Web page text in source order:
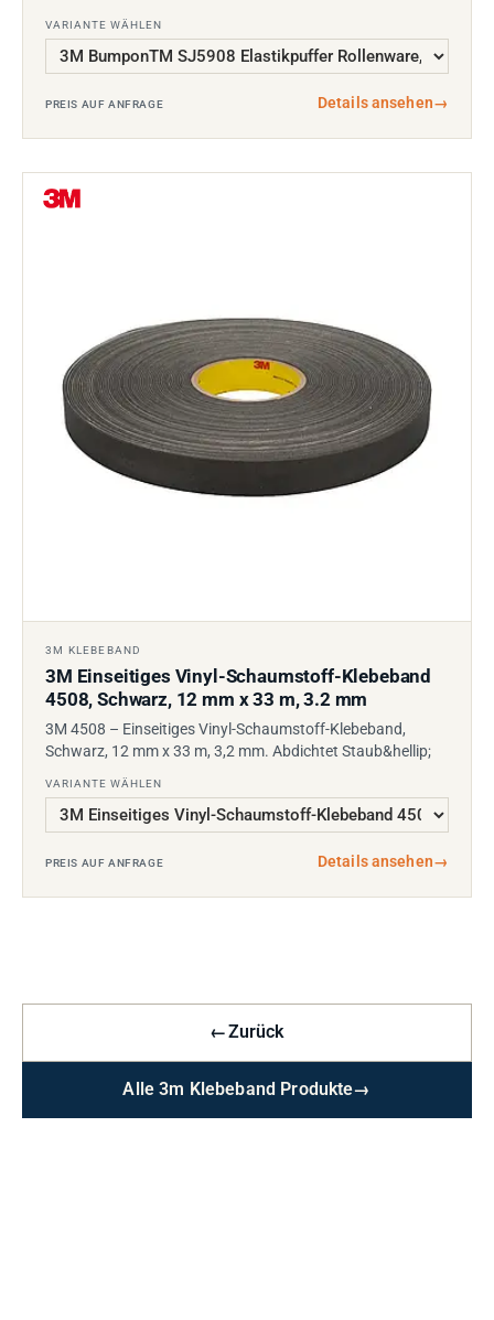
VARIANTE WÄHLEN
PREIS AUF ANFRAGE Details ansehen→
3M KLEBEBAND
3M Einseitiges Vinyl-Schaumstoff-Klebeband
4508, Schwarz, 12 mm x 33 m, 3.2 mm
3M 4508 – Einseitiges Vinyl-Schaumstoff-Klebeband,
Schwarz, 12 mm x 33 m, 3,2 mm. Abdichtet Staub&hellip;
VARIANTE WÄHLEN
PREIS AUF ANFRAGE Details ansehen→
←Zurück
Alle 3m Klebeband Produkte→